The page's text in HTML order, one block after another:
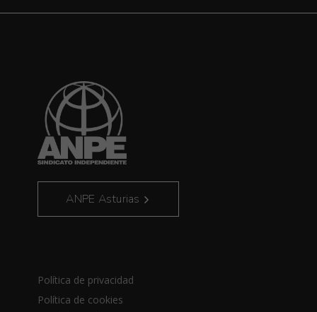
ANPE Asturias
Política de privacidad
Política de cookies